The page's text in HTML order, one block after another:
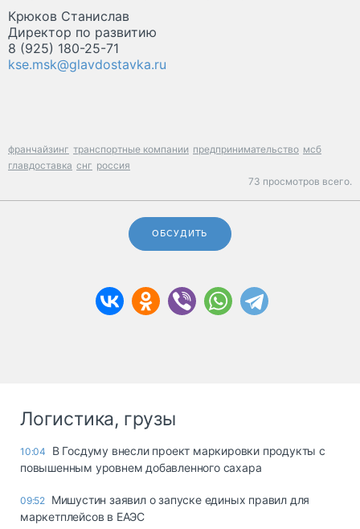
Крюков Станислав
Директор по развитию
8 (925) 180-25-71
kse.msk@glavdostavka.ru
франчайзинг транспортные компании предпринимательство мсб
главдоставка снг россия
73 просмотров всего.
ОБСУДИТЬ
Логистика, грузы
10:04
В Госдуму внесли проект маркировки продукты с
повышенным уровнем добавленного сахара
09:52 Мишустин заявил о запуске единых правил для
маркетплейсов в ЕАЭС